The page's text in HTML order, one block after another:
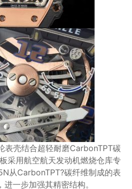
表壳结合超轻耐磨CarbonTPT碳
采用航空航天发动机燃烧仓库专
从CarbonTPT?碳纤维制成的表
一步加强其精密结构。